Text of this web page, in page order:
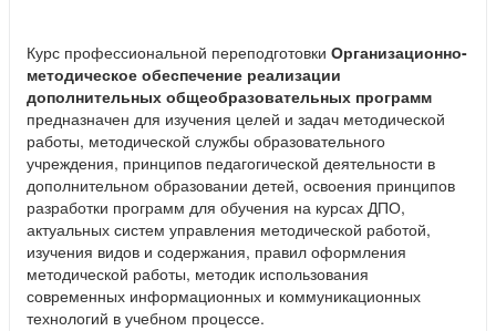
Курс профессиональной переподготовки Организационно-
методическое обеспечение реализации
дополнительных общеобразовательных программ
предназначен для изучения целей и задач методической
работы, методической службы образовательного
учреждения, принципов педагогической деятельности в
дополнительном образовании детей, освоения принципов
разработки программ для обучения на курсах ДПО,
актуальных систем управления методической работой,
изучения видов и содержания, правил оформления
методической работы, методик использования
современных информационных и коммуникационных
технологий в учебном процессе.